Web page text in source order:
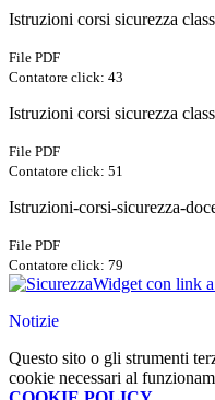
Istruzioni corsi sicurezza
File PDF
Contatore click: 43
Istruzioni corsi sicurezza
File PDF
Contatore click: 51
Istruzioni-corsi-sicurezza-
File PDF
Contatore click: 79
Widget con link a
Notizie
Questo sito o gli strumenti
cookie necessari al